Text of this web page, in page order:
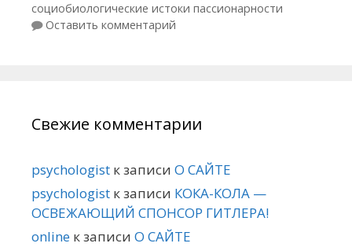
социобиологические истоки пассионарности
Оставить комментарий
Свежие комментарии
psychologist к записи О САЙТЕ
psychologist к записи КОКА-КОЛА —
ОСВЕЖАЮЩИЙ СПОНСОР ГИТЛЕРА!
online к записи О САЙТЕ